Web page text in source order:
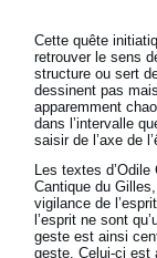
Cette quête
retrouver le sens
structure ou sert
dessinent pas
apparemment
dans l’intervalle
saisir de l’axe de
Les textes
Cantique du
vigilance de
l’esprit ne sont
geste est ainsi
geste. Celui-ci est